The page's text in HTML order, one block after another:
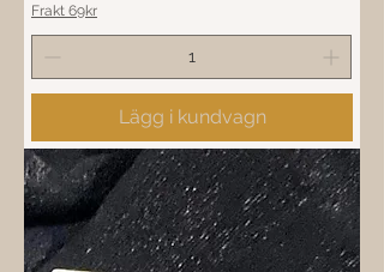
Frakt 69kr
Lägg i kundvagn